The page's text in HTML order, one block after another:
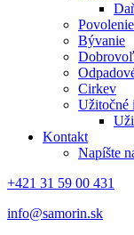
Bývanie
Cirkev
Užitočné
Kontakt
Napíšte
+421 31 59 00 431
info@samorin.sk